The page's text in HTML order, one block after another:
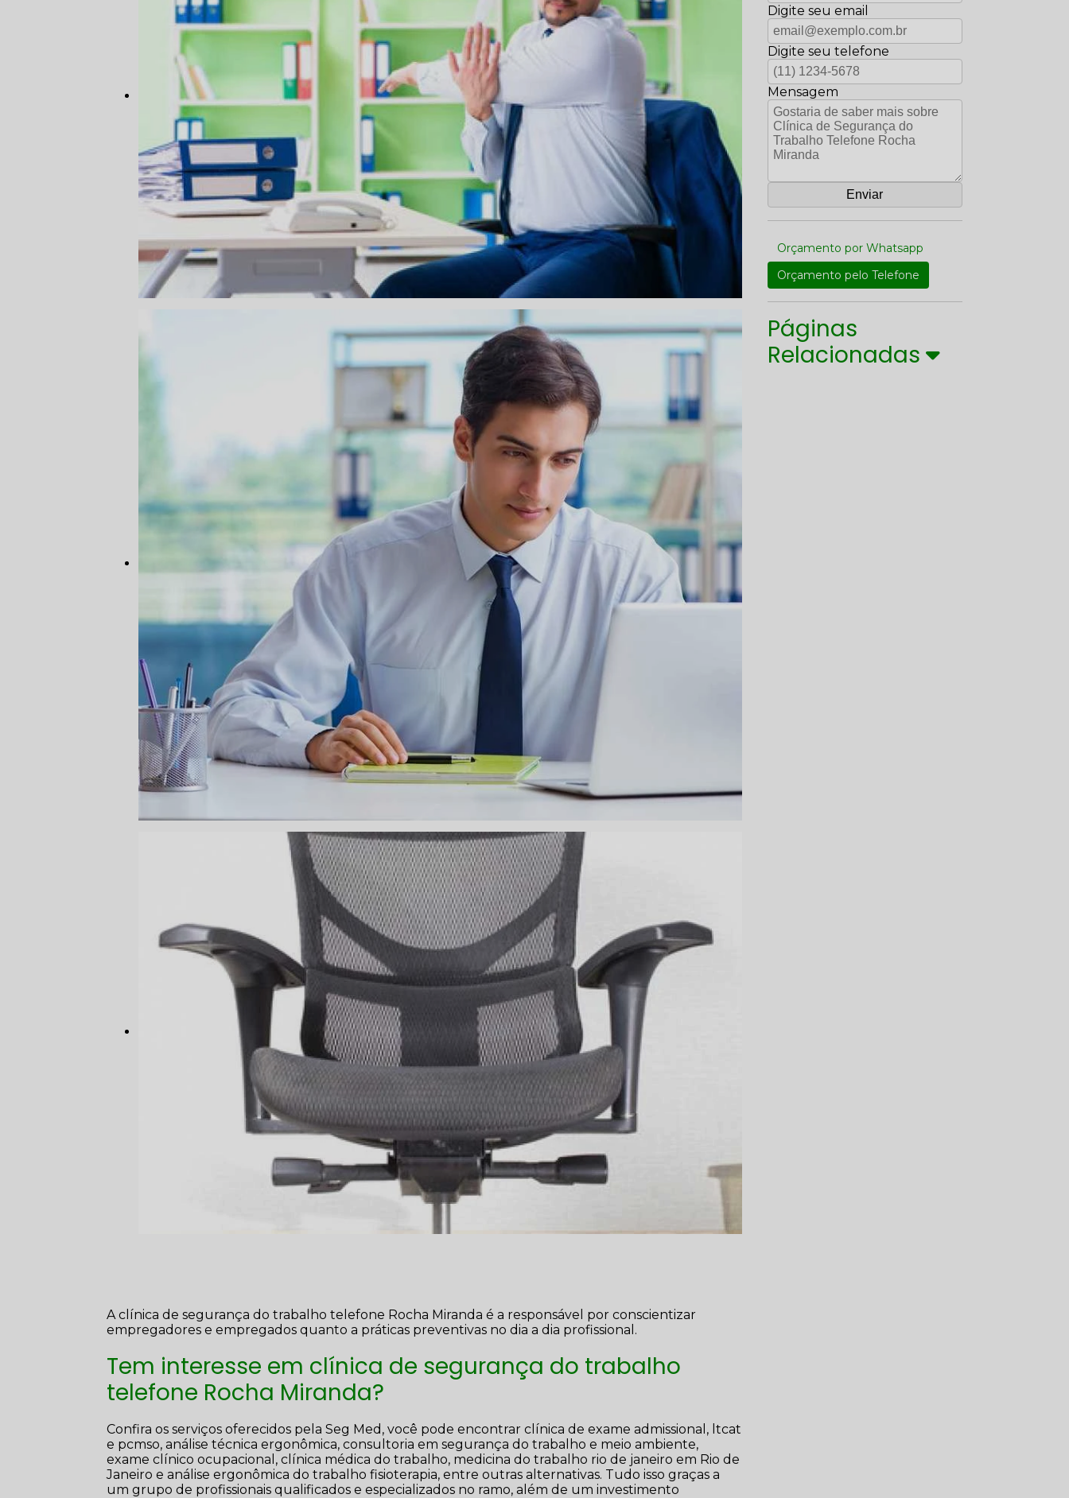
A clínica de segurança do trabalho telefone Rocha Miranda é a responsável por conscientizar
empregadores e empregados quanto a práticas preventivas no dia a dia profissional.
Tem interesse em clínica de segurança do trabalho
telefone Rocha Miranda?
Confira os serviços oferecidos pela Seg Med, você pode encontrar clínica de exame admissional, ltcat
e pcmso, análise técnica ergonômica, consultoria em segurança do trabalho e meio ambiente,
exame clínico ocupacional, clínica médica do trabalho, medicina do trabalho rio de janeiro em Rio de
Janeiro e análise ergonômica do trabalho fisioterapia, entre outras alternativas. Tudo isso graças a
um grupo de profissionais qualificados e especializados no ramo, além de um investimento
Digite seu email
Digite seu telefone
Mensagem
Orçamento por Whatsapp
Orçamento pelo Telefone
Páginas
Relacionadas